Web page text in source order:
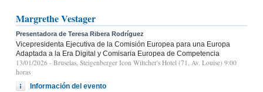
Margrethe Vestager
Presentadora de Teresa Ribera Rodríguez
Vicepresidenta Ejecutiva de la Comisión Europea para una Europa
Adaptada a la Era Digital y Comisaria Europea de Competencia
13/01/2026 - Bruselas, Steigenberger Icon Wiltcher's Hotel (71, Av. Louise) 9:00
horas
Información del evento